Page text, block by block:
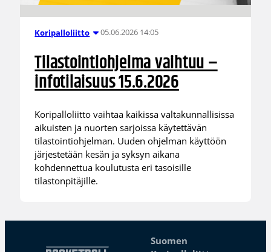
Koripalloliitto 05.06.2026 14:05
Tilastointiohjelma vaihtuu –
infotilaisuus 15.6.2026
Koripalloliitto vaihtaa kaikissa valtakunnallisissa
aikuisten ja nuorten sarjoissa käytettävän
tilastointiohjelman. Uuden ohjelman käyttöön
järjestetään kesän ja syksyn aikana
kohdennettua koulutusta eri tasoisille
tilastonpitäjille.
Suomen